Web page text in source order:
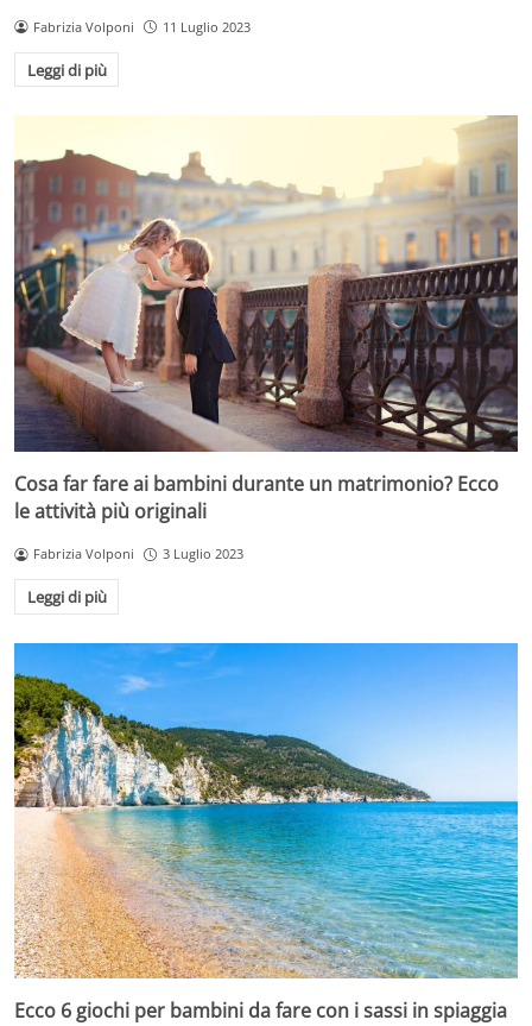
Fabrizia Volponi 11 Luglio 2023
Leggi di più
Cosa far fare ai bambini durante un matrimonio? Ecco
le attività più originali
Fabrizia Volponi 3 Luglio 2023
Leggi di più
Ecco 6 giochi per bambini da fare con i sassi in spiaggia